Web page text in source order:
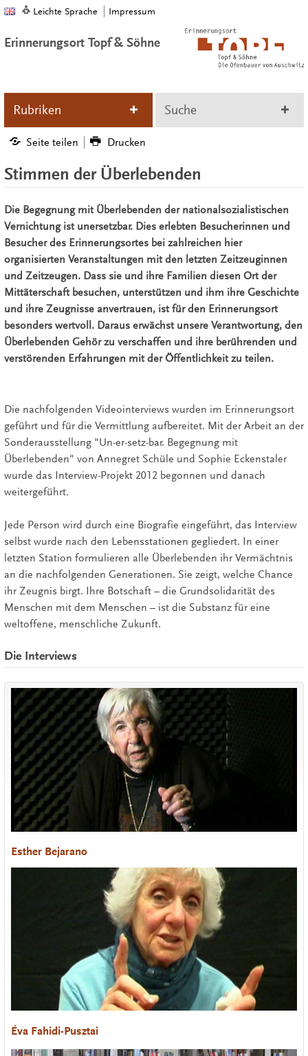
Leichte Sprache Impressum
Erinnerungsort Topf & Söhne
Rubriken Suche
Seite teilen Drucken
Stimmen der Überlebenden
Die Begegnung mit Überlebenden der nationalsozialistischen
Vernichtung ist unersetzbar. Dies erlebten Besucherinnen und
Besucher des Erinnerungsortes bei zahlreichen hier
organisierten Veranstaltungen mit den letzten Zeitzeuginnen
und Zeitzeugen. Dass sie und ihre Familien diesen Ort der
Mittäterschaft besuchen, unterstützen und ihm ihre Geschichte
und ihre Zeugnisse anvertrauen, ist für den Erinnerungsort
besonders wertvoll. Daraus erwächst unsere Verantwortung, den
Überlebenden Gehör zu verschaffen und ihre berührenden und
verstörenden Erfahrungen mit der Öffentlichkeit zu teilen.
Die nachfolgenden Videointerviews wurden im Erinnerungsort
geführt und für die Vermittlung aufbereitet. Mit der Arbeit an der
Sonderausstellung "Un-er-setz-bar. Begegnung mit
Überlebenden" von Annegret Schüle und Sophie Eckenstaler
wurde das Interview-Projekt 2012 begonnen und danach
weitergeführt.
Jede Person wird durch eine Biografie eingeführt, das Interview
selbst wurde nach den Lebensstationen gegliedert. In einer
letzten Station formulieren alle Überlebenden ihr Vermächtnis
an die nachfolgenden Generationen. Sie zeigt, welche Chance
ihr Zeugnis birgt. Ihre Botschaft – die Grundsolidarität des
Menschen mit dem Menschen – ist die Substanz für eine
weltoffene, menschliche Zukunft.
Die Interviews
Esther Bejarano
Éva Fahidi-Pusztai